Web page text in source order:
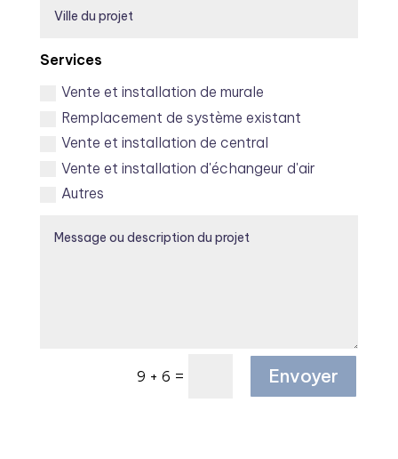
Services
Vente et installation de murale
Remplacement de système existant
Vente et installation de central
Vente et installation d'échangeur d'air
Autres
9 + 6 = Envoyer